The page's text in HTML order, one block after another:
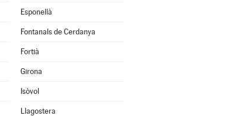
Esponellà
Fontanals de Cerdanya
Fortià
Girona
Isòvol
Llagostera